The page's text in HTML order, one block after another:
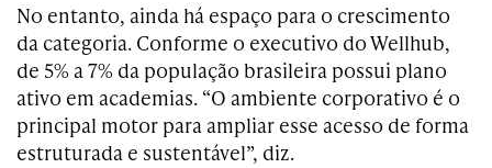
No entanto, ainda há espaço para o crescimento
da categoria. Conforme o executivo do Wellhub,
de 5% a 7% da população brasileira possui plano
ativo em academias. “O ambiente corporativo é o
principal motor para ampliar esse acesso de forma
estruturada e sustentável”, diz.